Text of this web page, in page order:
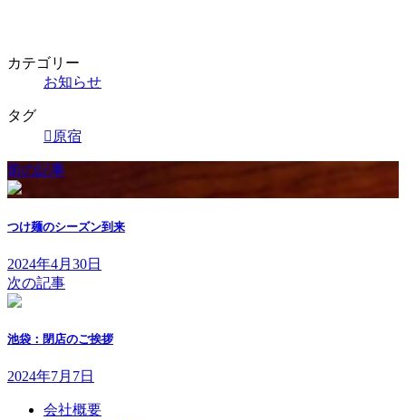
カテゴリー
お知らせ
タグ
原宿
前の記事
つけ麺のシーズン到来
2024年4月30日
次の記事
池袋：閉店のご挨拶
2024年7月7日
会社概要